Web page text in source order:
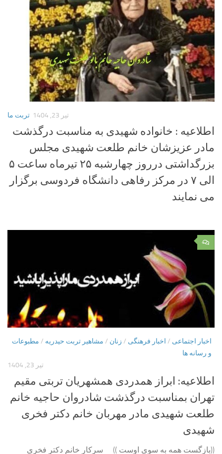
تربت ما تیر 23, 1404
اطلاعیه : خانواده شهیدی به مناسبت درگذشت
مادر عزیزشان خانم طلعت شهیدی مجلس
بزرگداشتی درروز چهارشبه ۲۵ تیرماه ساعت ۵
الی ۷ در مرکز رفاهی دانشگاه فردوسی برگزار
می نمایند
۰
اخبار اجتماعی / اخبار فرهنگی / زنان / مشاهیر تربت حیدریه / مطبوعات
و رسانه ها
تیر 23, 1404
اطلاعیه: ابراز همدردی همشهریان تربتی مقیم
تهران بمناسبت درگذشت شادروان حاجیه خانم
طلعت شهیدی مادر مهربان خانم دکتر فخری
شهیدی
((بازگست همه به سوی اوست )) سرکار خانم دکتر فخری